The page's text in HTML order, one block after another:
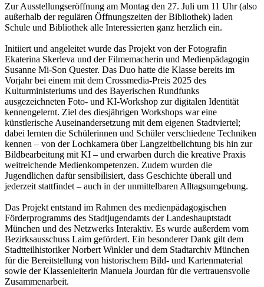
Zur Ausstellungseröffnung am Montag den 27. Juli um 11 Uhr (also
außerhalb der regulären Öffnungszeiten der Bibliothek) laden
Schule und Bibliothek alle Interessierten ganz herzlich ein.
Initiiert und angeleitet wurde das Projekt von der Fotografin
Ekaterina Skerleva und der Filmemacherin und Medienpädagogin
Susanne Mi-Son Quester. Das Duo hatte die Klasse bereits im
Vorjahr bei einem mit dem Crossmedia-Preis 2025 des
Kulturministeriums und des Bayerischen Rundfunks
ausgezeichneten Foto- und KI-Workshop zur digitalen Identität
kennengelernt. Ziel des diesjährigen Workshops war eine
künstlerische Auseinandersetzung mit dem eigenen Stadtviertel;
dabei lernten die Schülerinnen und Schüler verschiedene Techniken
kennen – von der Lochkamera über Langzeitbelichtung bis hin zur
Bildbearbeitung mit KI – und erwarben durch die kreative Praxis
weitreichende Medienkompetenzen. Zudem wurden die
Jugendlichen dafür sensibilisiert, dass Geschichte überall und
jederzeit stattfindet – auch in der unmittelbaren Alltagsumgebung.
Das Projekt entstand im Rahmen des medienpädagogischen
Förderprogramms des Stadtjugendamts der Landeshauptstadt
München und des Netzwerks Interaktiv. Es wurde außerdem vom
Bezirksausschuss Laim gefördert. Ein besonderer Dank gilt dem
Stadtteilhistoriker Norbert Winkler und dem Stadtarchiv München
für die Bereitstellung von historischem Bild- und Kartenmaterial
sowie der Klassenleiterin Manuela Jourdan für die vertrauensvolle
Zusammenarbeit.